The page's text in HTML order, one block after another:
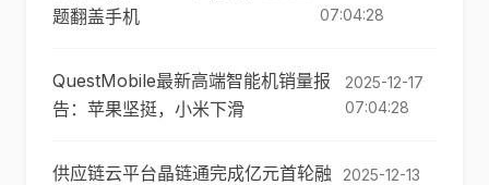
题翻盖手机
07:04:28
QuestMobile最新高端智能机销量报
告：苹果坚挺，小米下滑
2025-12-17
07:04:28
供应链云平台晶链通完成亿元首轮融
2025-12-13